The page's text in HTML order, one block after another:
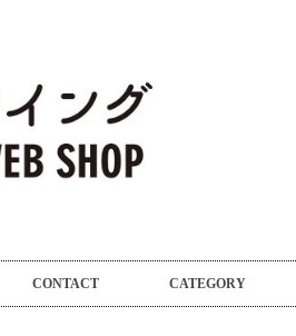
CONTACT CATEGORY